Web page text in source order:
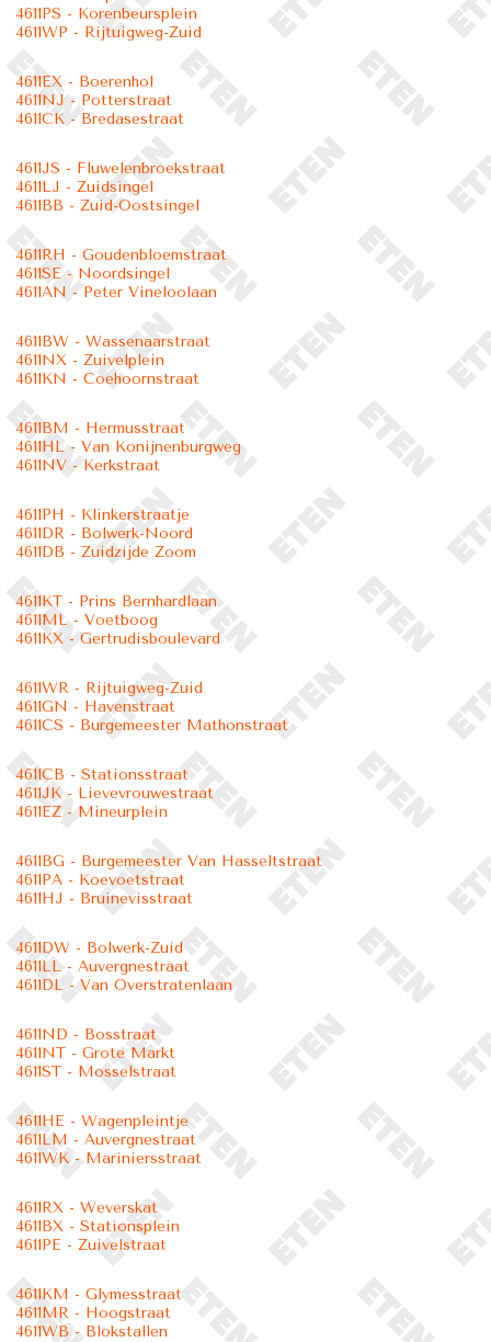
4611PS - Korenbeursplein
4611WP - Rijtuigweg-Zuid
4611EX - Boerenhol
4611NJ - Potterstraat
4611CK - Bredasestraat
4611JS - Fluwelenbroekstraat
4611LJ - Zuidsingel
4611BB - Zuid-Oostsingel
4611RH - Goudenbloemstraat
4611SE - Noordsingel
4611AN - Peter Vineloolaan
4611BW - Wassenaarstraat
4611NX - Zuivelplein
4611KN - Coehoornstraat
4611BM - Hermusstraat
4611HL - Van Konijnenburgweg
4611NV - Kerkstraat
4611PH - Klinkerstraatje
4611DR - Bolwerk-Noord
4611DB - Zuidzijde Zoom
4611KT - Prins Bernhardlaan
4611ML - Voetboog
4611KX - Gertrudisboulevard
4611WR - Rijtuigweg-Zuid
4611GN - Havenstraat
4611CS - Burgemeester Mathonstraat
4611CB - Stationsstraat
4611JK - Lievevrouwestraat
4611EZ - Mineurplein
4611BG - Burgemeester Van Hasseltstraat
4611PA - Koevoetstraat
4611HJ - Bruinevisstraat
4611DW - Bolwerk-Zuid
4611LL - Auvergnestraat
4611DL - Van Overstratenlaan
4611ND - Bosstraat
4611NT - Grote Markt
4611ST - Mosselstraat
4611HE - Wagenpleintje
4611LM - Auvergnestraat
4611WK - Mariniersstraat
4611RX - Weverskat
4611BX - Stationsplein
4611PE - Zuivelstraat
4611KM - Glymesstraat
4611MR - Hoogstraat
4611WB - Blokstallen